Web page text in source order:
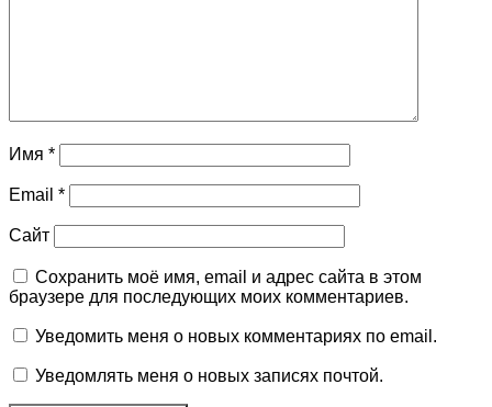
Имя *
Email *
Сайт
Сохранить моё имя, email и адрес сайта в этом
браузере для последующих моих комментариев.
Уведомить меня о новых комментариях по email.
Уведомлять меня о новых записях почтой.